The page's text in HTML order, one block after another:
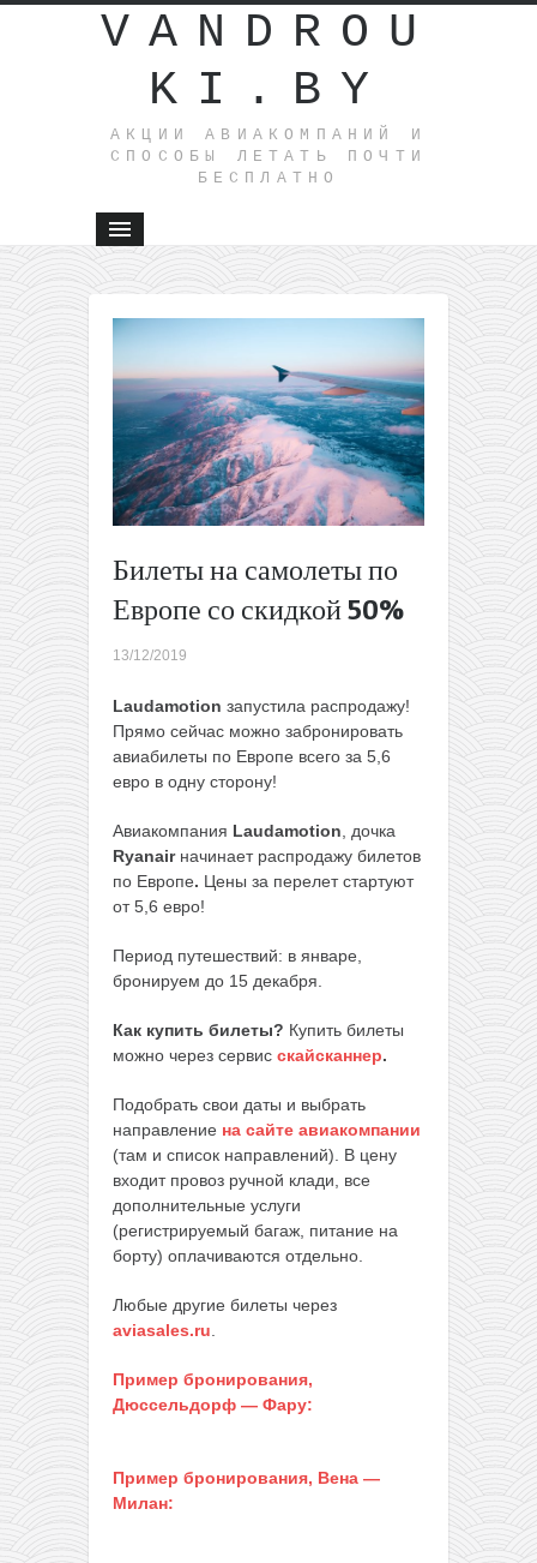
VANDROU
KI.BY
АКЦИИ АВИАКОМПАНИЙ И
СПОСОБЫ ЛЕТАТЬ ПОЧТИ
БЕСПЛАТНО
Билеты на самолеты по
Европе со скидкой 50%
13/12/2019
Laudamotion запустила распродажу!
Прямо сейчас можно забронировать
авиабилеты по Европе всего за 5,6
евро в одну сторону!
Авиакомпания Laudamotion, дочка
Ryanairначинает распродажу билетов
по Европе. Цены за перелет стартуют
от 5,6 евро!
Период путешествий: в январе,
бронируем до 15 декабря.
Как купить билеты? Купить билеты
можно через сервис скайсканнер.
Подобрать свои даты и выбрать
направление на сайте авиакомпании
(там и список направлений). В цену
входит провоз ручной клади, все
дополнительные услуги
(регистрируемый багаж, питание на
борту) оплачиваются отдельно.
Любые другие билеты через
aviasales.ru.
Пример бронирования,
Дюссельдорф — Фару:
Пример бронирования, Вена —
Милан:
Прямые
рейсы из
Варшавы
Лиссабон
всего за
сторону
(членам
WDC)
или за
30€ всем
из
Литвы в
одну
сторону!
→